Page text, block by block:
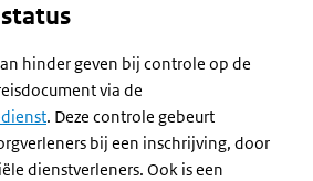
hinder geven bij controle op de
via de
. Deze controle gebeurt
bij een inschrijving, door
dienstverleners. Ook is een